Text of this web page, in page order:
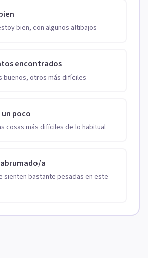
bien, con algunos altibajos
encontrados
buenos, otros más difíciles
un poco
cosas más difíciles de lo habitual
a
sienten bastante pesadas en este